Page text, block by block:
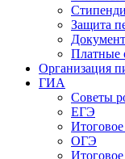
Защита
Платные
Организация
ГИА
Советы
ЕГЭ
ОГЭ
Итоговое